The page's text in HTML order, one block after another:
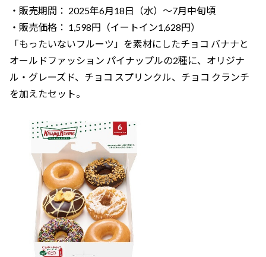
・販売期間： 2025年6月18日（水）～7月中旬頃
・販売価格： 1,598円（イートイン1,628円）
「もったいないフルーツ」を素材にしたチョコ バナナと
オールドファッション パイナップルの2種に、オリジナ
ル・グレーズド、チョコ スプリンクル、チョコ クランチ
を加えたセット。